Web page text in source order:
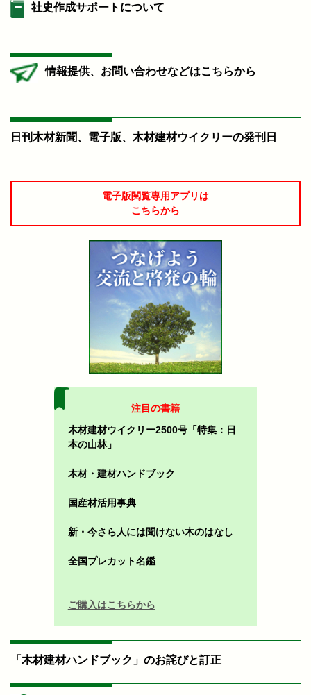
社史作成サポートについて
情報提供、お問い合わせなどはこちらから
日刊木材新聞、電子版、木材建材ウイクリーの発刊日
電子版閲覧専用アプリは
こちらから
注目の書籍
木材建材ウイクリー2500号「特集：日
本の山林」
木材・建材ハンドブック
国産材活用事典
新・今さら人には聞けない木のはなし
全国プレカット名鑑
ご購入はこちらから
「木材建材ハンドブック」のお詫びと訂正